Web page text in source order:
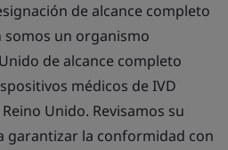
de alcance completo
somos un organismo
de alcance completo
médicos de IVD
Unido. Revisamos su
garantizar la conformidad con